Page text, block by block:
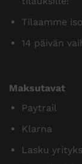
Tilaamme
14 päivän
Maksutavat
Paytrail
Klarna
Lasku